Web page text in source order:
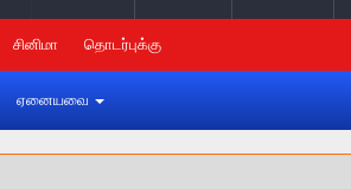
சினிமா தொடர்புக்கு
ஏனையவை